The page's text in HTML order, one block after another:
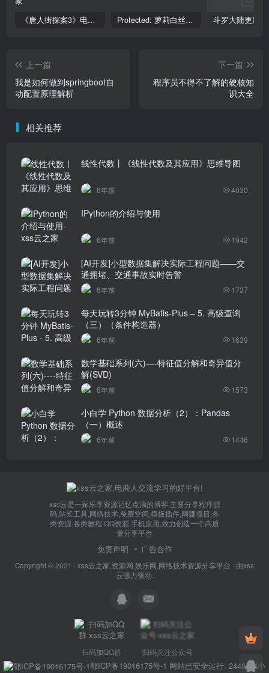
《唐人街探案3》电影完整版_HDTC高清视频资源免费在线观看 Protected: 萝莉白丝—丝袜写真
上一篇
我是如何做到springboot自
动配置原理解析
下一篇
程序员不得不了解的硬核知
识大全
相关推荐
线性代数丨《线性代数及其应用》思维导图
6年前 4030
IPython的介绍与使用
6年前 1942
[AI开发]小型数据集解决实际工程问题——交
通拥堵、交通事故实时告警
6年前 1737
每天玩转3分钟 MyBatis-Plus – 5. 高级查询
（三）（条件构造器）
6年前 1639
数学基础系列(六)—-特征值分解和奇异值分
解(SVD)
6年前 1573
小白学 Python 数据分析（2）：Pandas
（一）概述
6年前 1446
xss云是一家乐享资源记忆点滴的博客,主要分享程序源
码,站长工具,网络技术,免费空间,模板插件,网赚项目,各
类资源,各类教程,QQ资源,手机应用,致力创造一个高质
量分享平台
免责声明 广告合作
Copyright © 2021 · xss云之家,资源网,娱乐网,网络技术资源分享平台 · 由xss
云强力驱动.
扫码加QQ群 扫码关注公众号
鄂ICP备19016175号-1 网站已安全运行: 2448天4小